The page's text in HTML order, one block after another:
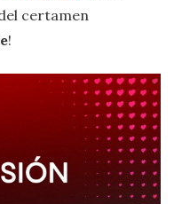
certamen
!